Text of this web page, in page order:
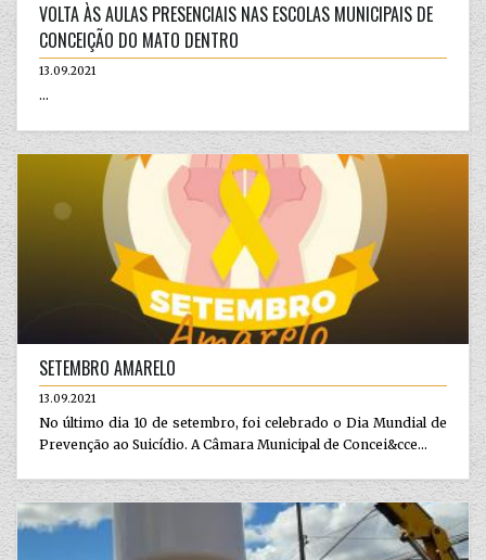
VOLTA ÀS AULAS PRESENCIAIS NAS ESCOLAS MUNICIPAIS DE
CONCEIÇÃO DO MATO DENTRO
13.09.2021
...
SETEMBRO AMARELO
13.09.2021
No último dia 10 de setembro, foi celebrado o Dia Mundial de
Prevenção ao Suicídio. A Câmara Municipal de Concei&cce...